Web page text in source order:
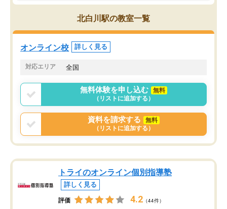
す。
うちの子は、初回面談の講師の方で決
オンラインツールを使用した単語帳の
共有があり宿題もそちらで出される形
でした。
言う事で講師変更の申し出があり、あ
まりに短期での変更だった為、塾に通
う事にして退会しました。遅れも取り
戻せ、授業内容や講師の方は良かった
と思います。
ち期待したものではなく
くなってきたようなので
北白川駅の教室一覧
オンライン校 詳しく見る
対応エリア 全国
無料体験を申し込む
無料
（リストに追加する）
資料を請求する
無料
（リストに追加する）
トライのオンライン個別指導塾
詳しく見る
評価 4.2 （44件）